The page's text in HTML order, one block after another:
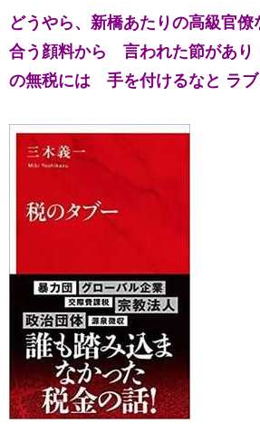
どうやら、 新橋あたりの高級官僚
合う顔料から 言われた節があ
の無税には 手を付けるなと ラブ